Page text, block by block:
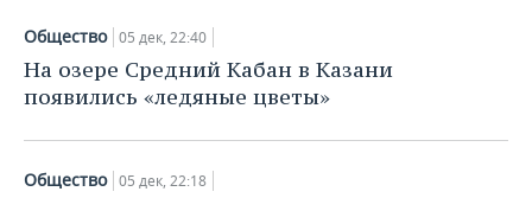
Общество 05 дек, 22:40
На озере Средний Кабан в Казани
появились «ледяные цветы»
Общество 05 дек, 22:18